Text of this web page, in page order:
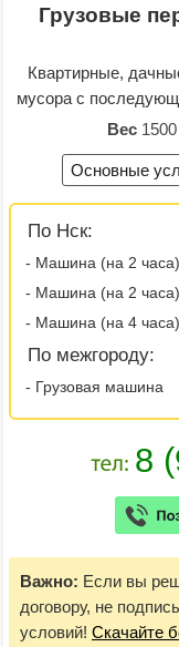
Грузовые
Квартирные,
мусора с
Вес1500
Основные
По Нск:
- Машина (на 2 часа)
- Машина (на 2
- Машина (на 4
По межгороду:
- Грузовая машина
Важно: Если вы
договору, не
условий! Скачайте